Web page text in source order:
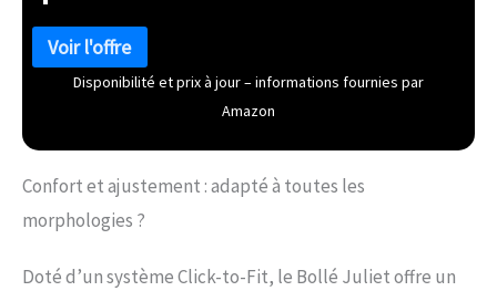
Disponibilité et prix à jour – informations fournies par
Amazon
Confort et ajustement : adapté à toutes les
morphologies ?
Doté d’un système Click-to-Fit, le Bollé Juliet offre un